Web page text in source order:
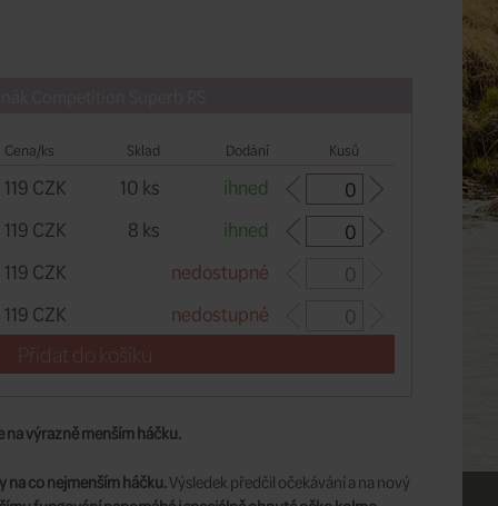
Cena/ks Sklad Dodání Kusů
119 CZK 10 ks
ihned
119 CZK 8 ks
ihned
119 CZK
nedostupné
119 CZK nedostupné
na výrazně menším háčku.
co nejmenším háčku.Výsledek předčil očekávání a na nový